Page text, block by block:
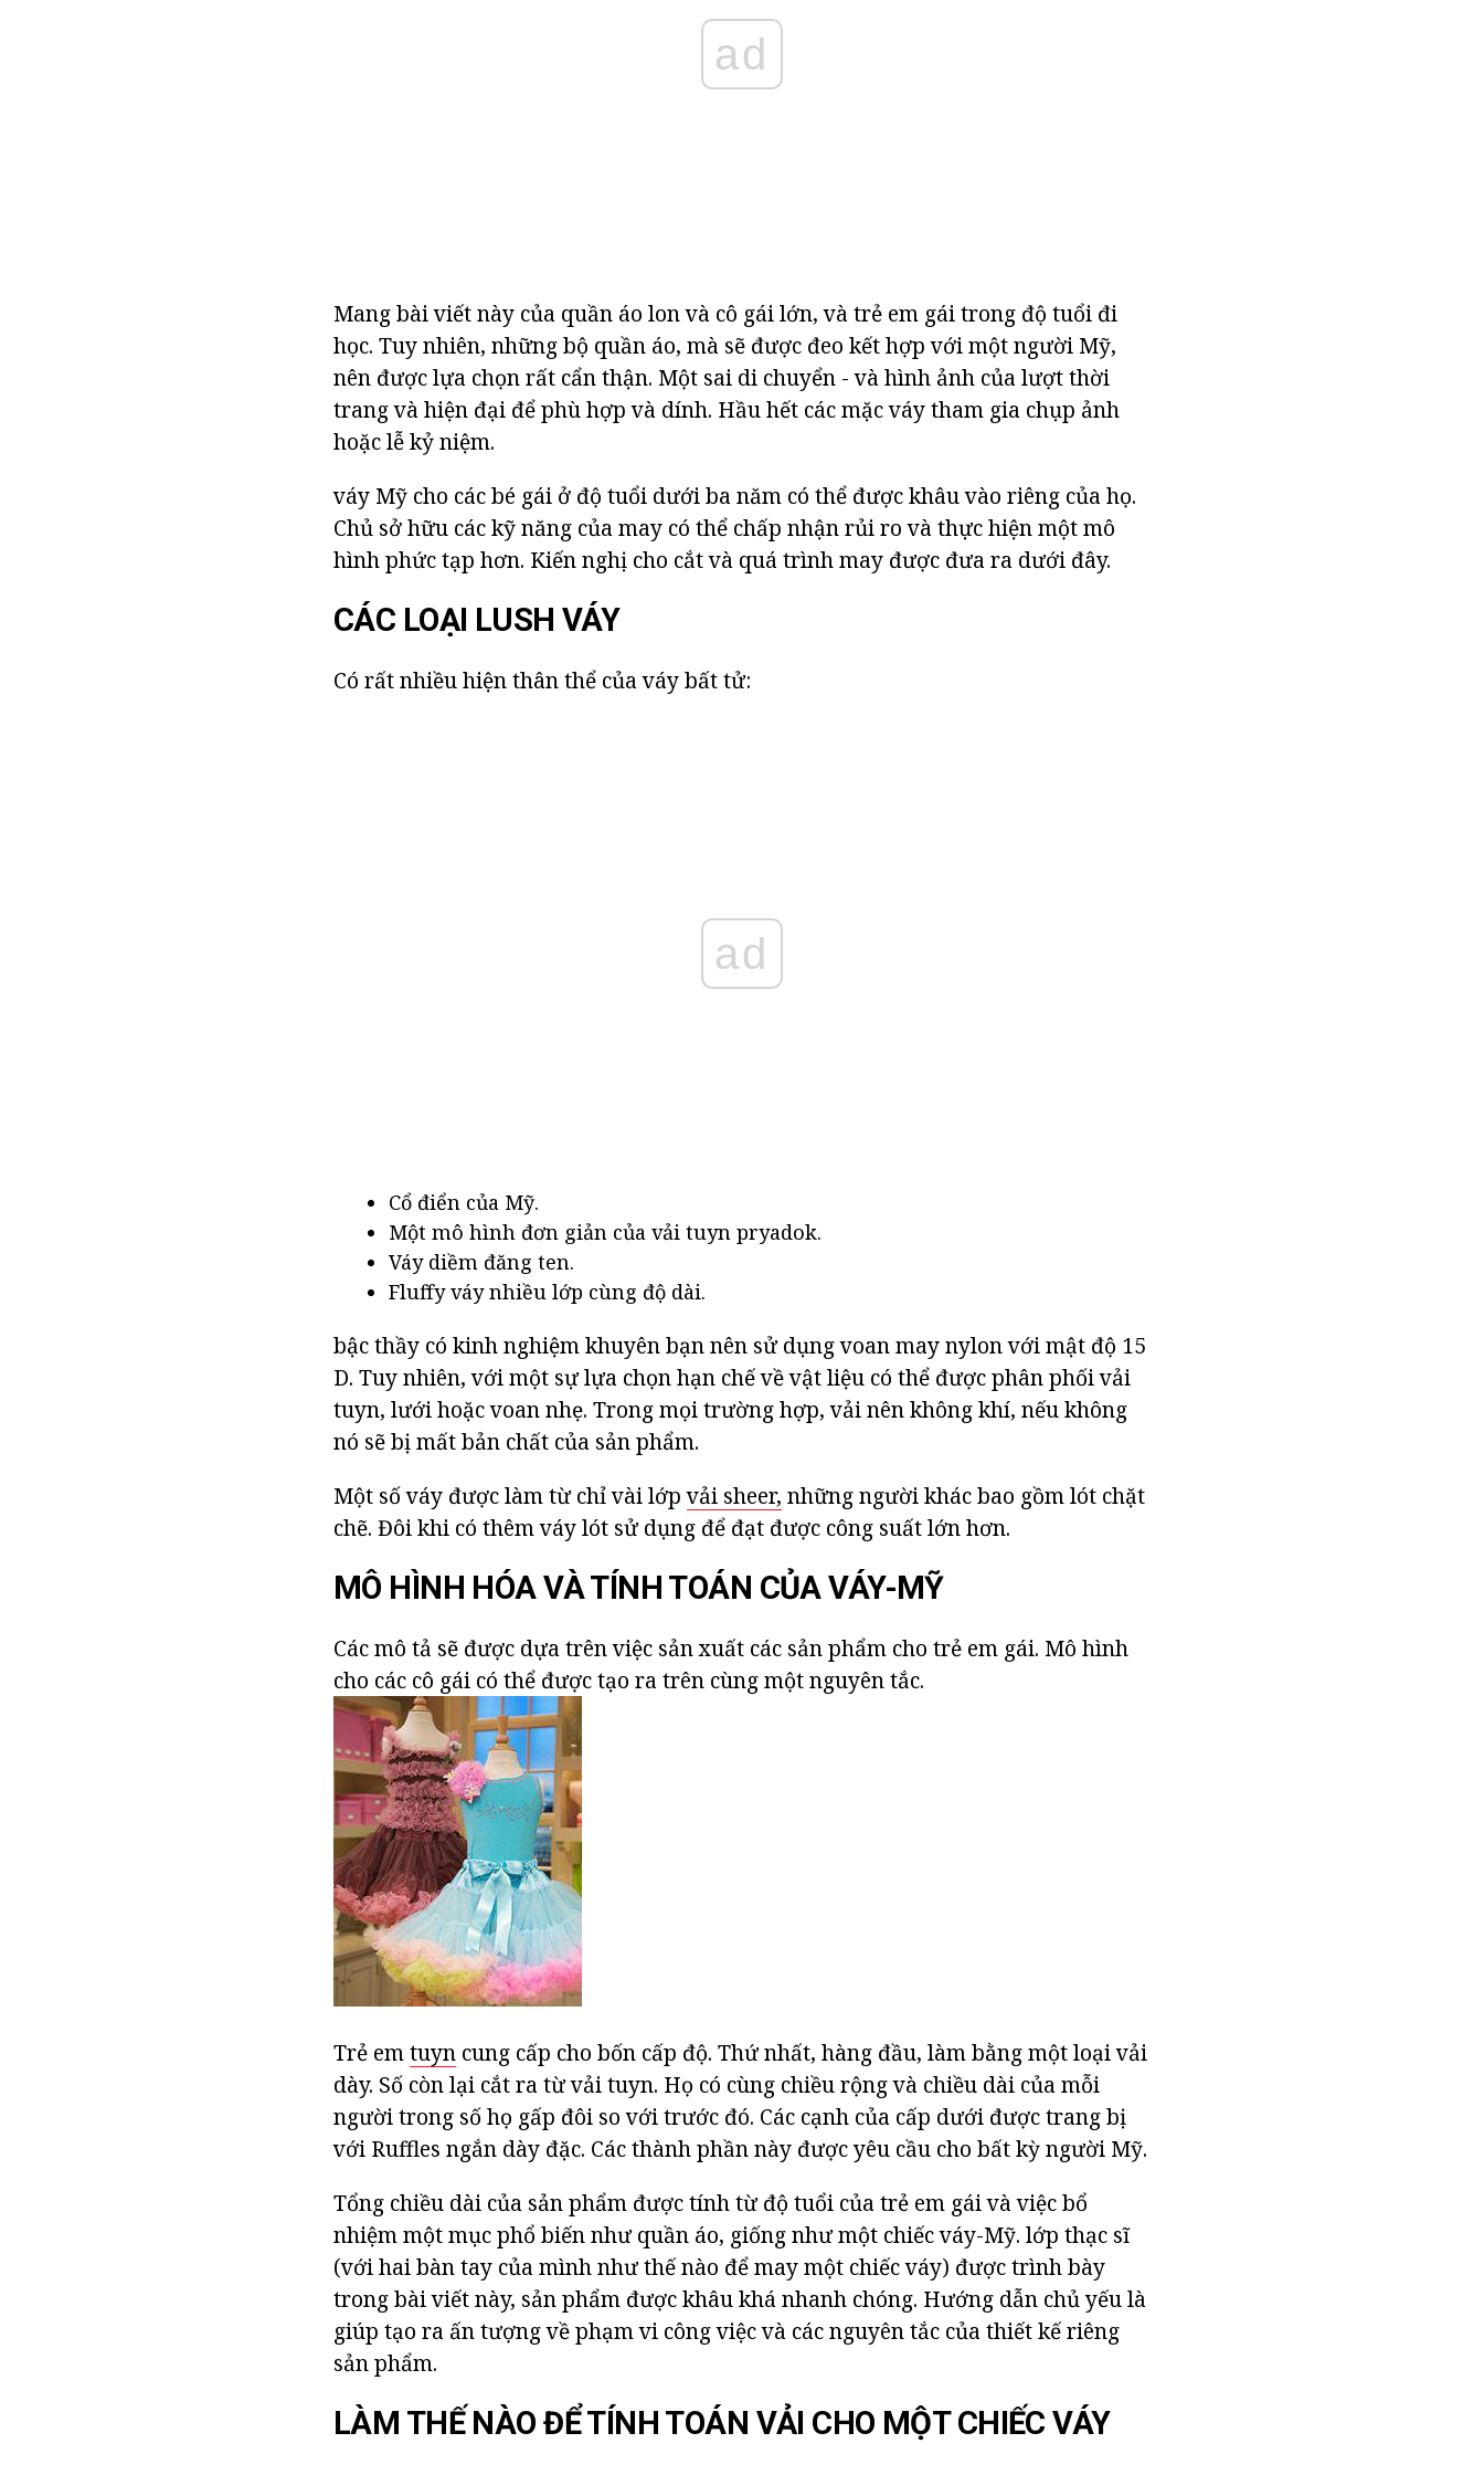
ad
Mang bài viết này của quần áo lon và cô gái lớn, và trẻ em gái trong độ tuổi đi
học. Tuy nhiên, những bộ quần áo, mà sẽ được đeo kết hợp với một người Mỹ,
nên được lựa chọn rất cẩn thận. Một sai di chuyển - và hình ảnh của lượt thời
trang và hiện đại để phù hợp và dính. Hầu hết các mặc váy tham gia chụp ảnh
hoặc lễ kỷ niệm.
váy Mỹ cho các bé gái ở độ tuổi dưới ba năm có thể được khâu vào riêng của họ.
Chủ sở hữu các kỹ năng của may có thể chấp nhận rủi ro và thực hiện một mô
hình phức tạp hơn. Kiến nghị cho cắt và quá trình may được đưa ra dưới đây.
CÁC LOẠI LUSH VÁY
Có rất nhiều hiện thân thể của váy bất tử:
ad
Cổ điển của Mỹ.
Một mô hình đơn giản của vải tuyn pryadok.
Váy diềm đăng ten.
Fluffy váy nhiều lớp cùng độ dài.
bậc thầy có kinh nghiệm khuyên bạn nên sử dụng voan may nylon với mật độ 15
D. Tuy nhiên, với một sự lựa chọn hạn chế về vật liệu có thể được phân phối vải
tuyn, lưới hoặc voan nhẹ. Trong mọi trường hợp, vải nên không khí, nếu không
nó sẽ bị mất bản chất của sản phẩm.
Một số váy được làm từ chỉ vài lớpvải sheer, những người khác bao gồm lót chặt
chẽ. Đôi khi có thêm váy lót sử dụng để đạt được công suất lớn hơn.
MÔ HÌNH HÓA VÀ TÍNH TOÁN CỦA VÁY-MỸ
Các mô tả sẽ được dựa trên việc sản xuất các sản phẩm cho trẻ em gái. Mô hình
cho các cô gái có thể được tạo ra trên cùng một nguyên tắc.
Trẻ emtuyn cung cấp cho bốn cấp độ. Thứ nhất, hàng đầu, làm bằng một loại vải
dày. Số còn lại cắt ra từ vải tuyn. Họ có cùng chiều rộng và chiều dài của mỗi
người trong số họ gấp đôi so với trước đó. Các cạnh của cấp dưới được trang bị
với Ruffles ngắn dày đặc. Các thành phần này được yêu cầu cho bất kỳ người Mỹ.
Tổng chiều dài của sản phẩm được tính từ độ tuổi của trẻ em gái và việc bổ
nhiệm một mục phổ biến như quần áo, giống như một chiếc váy-Mỹ. lớp thạc sĩ
(với hai bàn tay của mình như thế nào để may một chiếc váy) được trình bày
trong bài viết này, sản phẩm được khâu khá nhanh chóng. Hướng dẫn chủ yếu là
giúp tạo ra ấn tượng về phạm vi công việc và các nguyên tắc của thiết kế riêng
sản phẩm.
LÀM THẾ NÀO ĐỂ TÍNH TOÁN VẢI CHO MỘT CHIẾC VÁY